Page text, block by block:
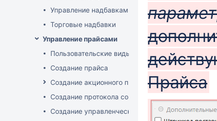
Управление надбавками
Торговые надбавки
Управление прайсами
Пользовательские виды цен
Создание прайса
Создание акционного прайса
Создание протокола согласования цен
Создание управленческого прайса
Прайса